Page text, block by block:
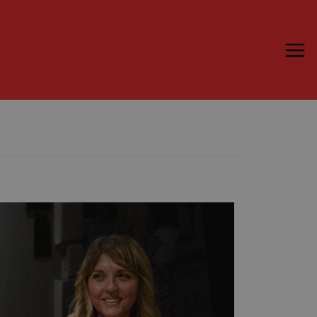
Ospiti
News & Kit
Rassegna Stampa
Partecipa